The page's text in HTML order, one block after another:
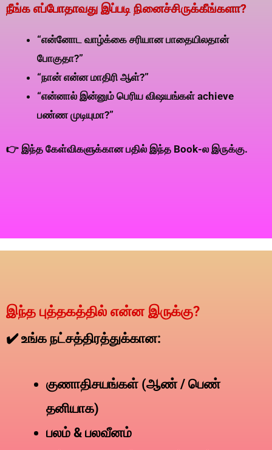
நீங்க எப்போதாவது இப்படி நினைச்சிருக்கீங்களா?
“என்னோட வாழ்க்கை சரியான பாதையிலதான்
போகுதா?”
“நான் என்ன மாதிரி ஆள்?”
“என்னால் இன்னும் பெரிய விஷயங்கள் achieve
பண்ண முடியுமா?”
👉 இந்த கேள்விகளுக்கான பதில் இந்த Book-ல இருக்கு.
இந்த புத்தகத்தில் என்ன இருக்கு?
✔️ உங்க நட்சத்திரத்துக்கான:
குணாதிசயங்கள் (ஆண் / பெண்
தனியாக)
பலம் & பலவீனம்